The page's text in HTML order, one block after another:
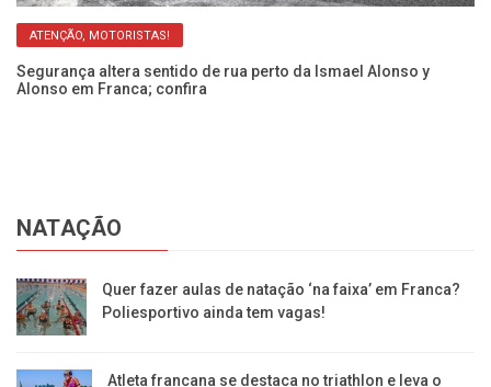
ATENÇÃO, MOTORISTAS!
Segurança altera sentido de rua perto da Ismael Alonso y
Alonso em Franca; confira
NATAÇÃO
Quer fazer aulas de natação ‘na faixa’ em Franca?
Poliesportivo ainda tem vagas!
Atleta francana se destaca no triathlon e leva o